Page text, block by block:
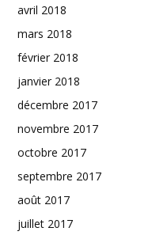
avril 2018
mars 2018
février 2018
janvier 2018
décembre 2017
novembre 2017
octobre 2017
septembre 2017
août 2017
juillet 2017